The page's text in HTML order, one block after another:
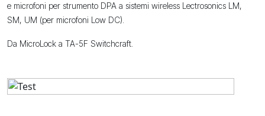
e microfoni per strumento DPA a sistemi wireless Lectrosonics LM,
SM, UM (per microfoni Low DC).
Da MicroLock a TA-5F Switchcraft.